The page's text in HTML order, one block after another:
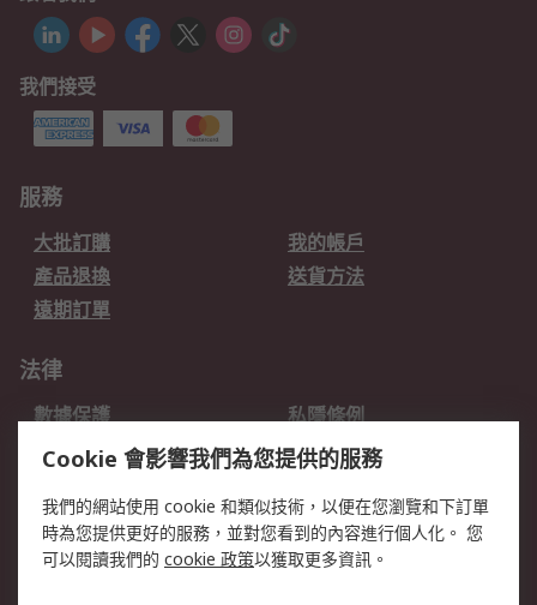
我們接受
服務
大批訂購
我的帳戶
產品退換
送貨方法
遠期訂單
法律
數據保護
私隱條例
網站條款
郵件安全
關於RS
Cookie 會影響我們為您提供的服務
我們的網站使用 cookie 和類似技術，以便在您瀏覽和下訂單
時為您提供更好的服務，並對您看到的內容進行個人化。 您
可以閱讀我們的 cookie 政策以獲取更多資訊。